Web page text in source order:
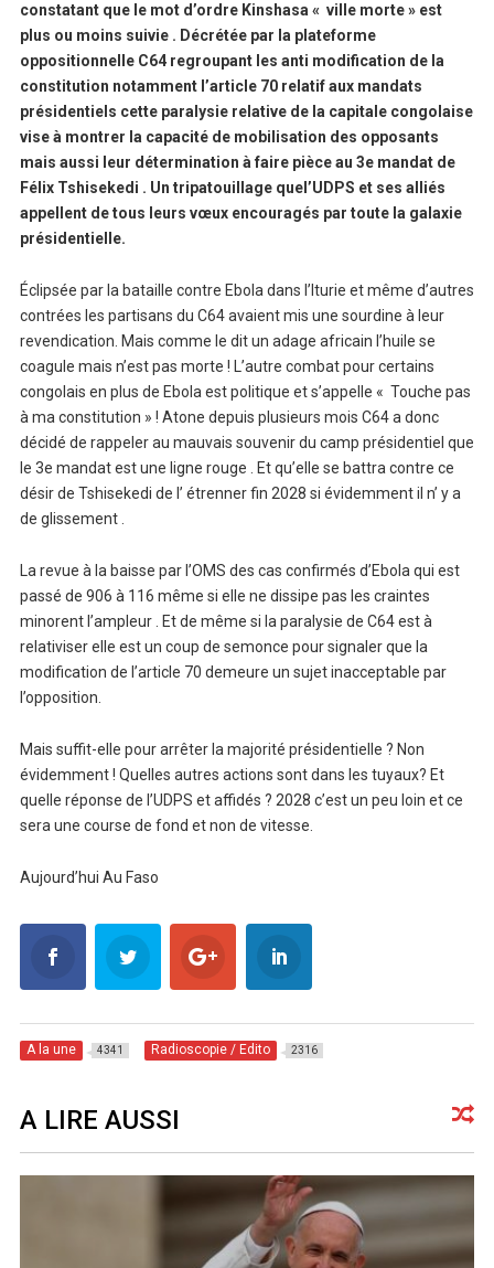
constatant que le mot d’ordre Kinshasa « ville morte » est
plus ou moins suivie . Décrétée par la plateforme
oppositionnelle C64 regroupant les anti modification de la
constitution notamment l’article 70 relatif aux mandats
présidentiels cette paralysie relative de la capitale congolaise
vise à montrer la capacité de mobilisation des opposants
mais aussi leur détermination à faire pièce au 3e mandat de
Félix Tshisekedi . Un tripatouillage quel’UDPS et ses alliés
appellent de tous leurs vœux encouragés par toute la galaxie
présidentielle.
Éclipsée par la bataille contre Ebola dans l’Iturie et même d’autres
contrées les partisans du C64 avaient mis une sourdine à leur
revendication. Mais comme le dit un adage africain l’huile se
coagule mais n’est pas morte ! L’autre combat pour certains
congolais en plus de Ebola est politique et s’appelle « Touche pas
à ma constitution » ! Atone depuis plusieurs mois C64 a donc
décidé de rappeler au mauvais souvenir du camp présidentiel que
le 3e mandat est une ligne rouge . Et qu’elle se battra contre ce
désir de Tshisekedi de l’ étrenner fin 2028 si évidemment il n’ y a
de glissement .
La revue à la baisse par l’OMS des cas confirmés d’Ebola qui est
passé de 906 à 116 même si elle ne dissipe pas les craintes
minorent l’ampleur . Et de même si la paralysie de C64 est à
relativiser elle est un coup de semonce pour signaler que la
modification de l’article 70 demeure un sujet inacceptable par
l’opposition.
Mais suffit-elle pour arrêter la majorité présidentielle ? Non
évidemment ! Quelles autres actions sont dans les tuyaux? Et
quelle réponse de l’UDPS et affidés ? 2028 c’est un peu loin et ce
sera une course de fond et non de vitesse.
Aujourd’hui Au Faso
A la une 4341 Radioscopie / Edito 2316
A LIRE AUSSI